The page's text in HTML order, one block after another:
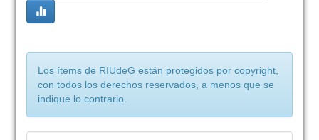
Los ítems de RIUdeG están protegidos por copyright,
con todos los derechos reservados, a menos que se
indique lo contrario.